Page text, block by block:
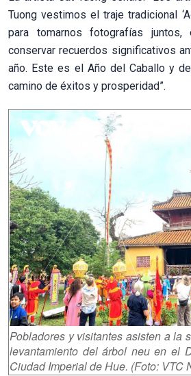
Tuong vestimos el traje tradicional
para tomarnos fotografías
conservar recuerdos significativos
año. Este es el Año del Caballo y
camino de éxitos y prosperidad”.
Pobladores y visitantes asisten a la
levantamiento del árbol neu en el
Ciudad Imperial de Hue. (Foto: VTC